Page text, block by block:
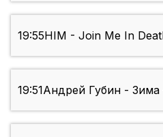
19:55HIM - Join Me In
19:51Андрей Губин - Зима